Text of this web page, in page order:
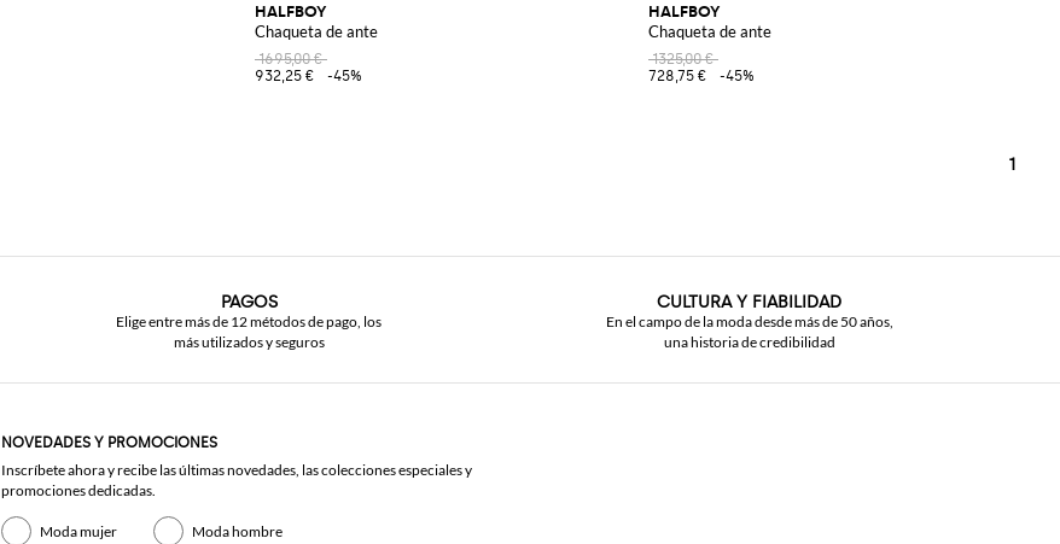
HALFBOY
Chaqueta de ante
1695,00 €
932,25 €
-45%
HALFBOY
Chaqueta de ante
1325,00 €
728,75 €
-45%
1
PAGOS
Elige entre más de 12 métodos de pago, los
más utilizados y seguros
CULTURA Y FIABILIDAD
En el campo de la moda desde más de 50 años,
una historia de credibilidad
NOVEDADES Y PROMOCIONES
Inscríbete ahora y recibe las últimas novedades, las colecciones especiales y
promociones dedicadas.
Moda mujer Moda hombre